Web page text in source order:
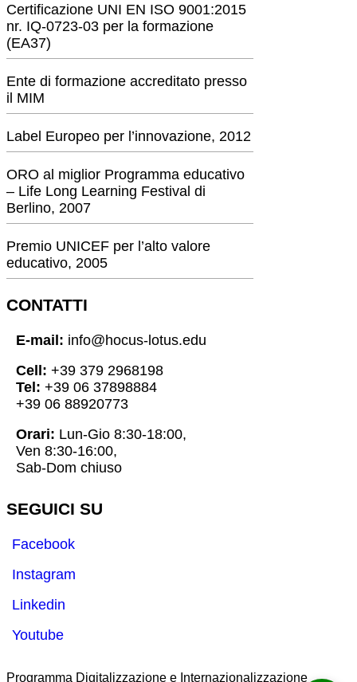
Certificazione UNI EN ISO 9001:2015
nr. IQ-0723-03 per la formazione
(EA37)
Ente di formazione accreditato presso
il MIM
Label Europeo per l’innovazione, 2012
ORO al miglior Programma educativo
– Life Long Learning Festival di
Berlino, 2007
Premio UNICEF per l’alto valore
educativo, 2005
CONTATTI
E-mail: info@hocus-lotus.edu
Cell: +39 379 2968198
Tel: +39 06 37898884
+39 06 88920773
Orari: Lun-Gio 8:30-18:00,
Ven 8:30-16:00,
Sab-Dom chiuso
SEGUICI SU
Facebook
Instagram
Linkedin
Youtube
Programma Digitalizzazione e Internazionalizzazione